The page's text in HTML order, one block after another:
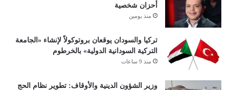
أحزان شخصية
منذ يومين
تركيا والسودان يوقعان بروتوكولاً لإنشاء «الجامعة
التركية السودانية الدولية» بالخرطوم
منذ 9 ساعات
وزير الشؤون الدينية والأوقاف: تطوير نظام الحج